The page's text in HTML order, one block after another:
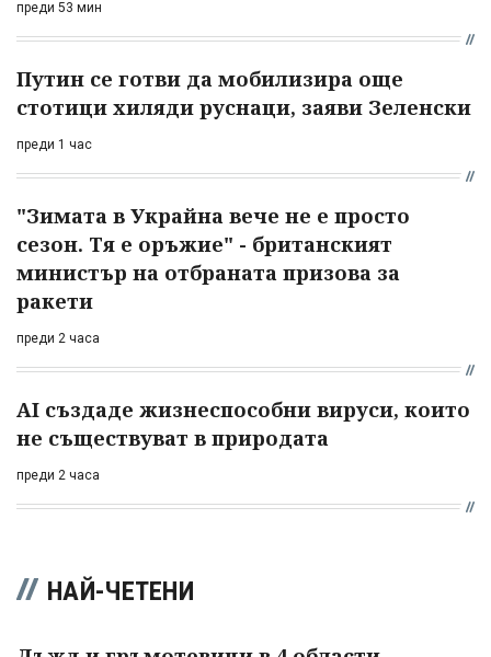
преди 53 мин
Путин се готви да мобилизира още
стотици хиляди руснаци, заяви Зеленски
преди 1 час
"Зимата в Украйна вече не е просто
сезон. Тя е оръжие" - британският
министър на отбраната призова за
ракети
преди 2 часа
AI създаде жизнеспособни вируси, които
не съществуват в природата
преди 2 часа
НАЙ-ЧЕТЕНИ